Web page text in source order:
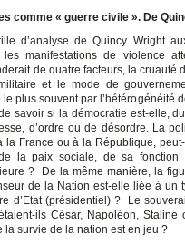
comme « guerre civile ». De
d’analyse de Quincy Wright
manifestations de violence
de quatre facteurs, la cruauté
et le mode de
plus souvent par l’hétérogénéité
savoir si la démocratie est-elle,
d’ordre ou de désordre. La
la France ou à la République,
la paix sociale, de sa
? De la même manière, la
de la Nation est-elle liée à un
d’Etat (présidentiel) ? Le
ils César, Napoléon,
la survie de la nation est en jeu ?